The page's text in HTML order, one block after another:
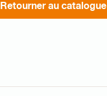
Retourner au catalogue